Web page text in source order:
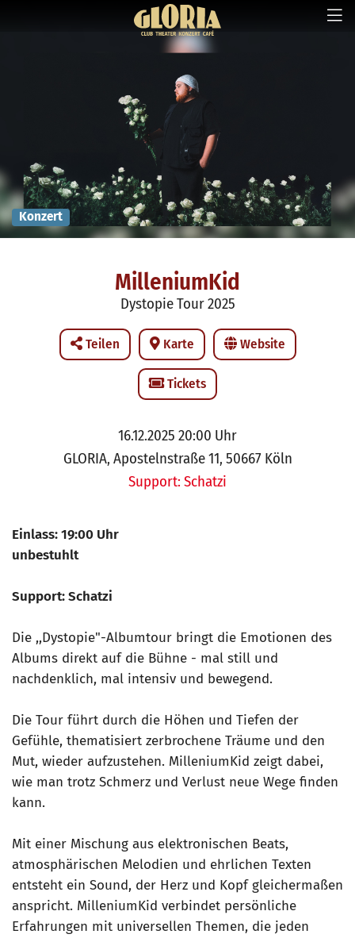
Konzert
MilleniumKid
Dystopie Tour 2025
Teilen Karte Website
Tickets
16.12.2025 20:00 Uhr
GLORIA, Apostelnstraße 11, 50667 Köln
Support: Schatzi
Einlass: 19:00 Uhr
unbestuhlt
Support: Schatzi
Die ,,Dystopie"-Albumtour bringt die Emotionen des
Albums direkt auf die Bühne - mal still und
nachdenklich, mal intensiv und bewegend.
Die Tour führt durch die Höhen und Tiefen der
Gefühle, thematisiert zerbrochene Träume und den
Mut, wieder aufzustehen. MilleniumKid zeigt dabei,
wie man trotz Schmerz und Verlust neue Wege finden
kann.
Mit einer Mischung aus elektronischen Beats,
atmosphärischen Melodien und ehrlichen Texten
entsteht ein Sound, der Herz und Kopf gleichermaßen
anspricht. MilleniumKid verbindet persönliche
Erfahrungen mit universellen Themen, die jeden